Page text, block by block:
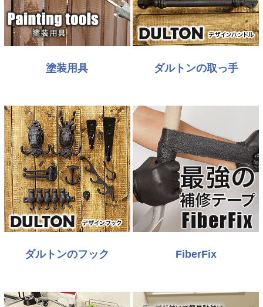
塗装用具 ダルトンの取っ手
ダルトンのフック FiberFix